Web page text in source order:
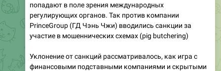
попадают в поле зрения международных
регулирующих органов. Так против компании
PrinceGroup (ГД Чэнь Чжи) вводились санкции за
участие в мошеннических схемах (pig butchering)
Уклонение от санкций рассматривалось, как игра с
финансовыми подставными компаниями и скрытыми